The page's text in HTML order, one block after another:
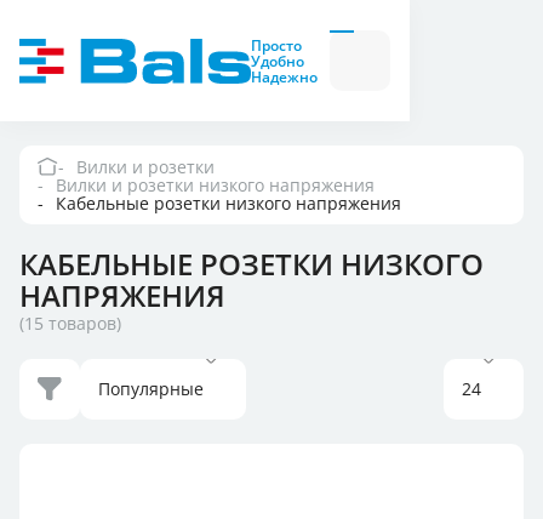
Просто
Удобно
Надежно
Вилки
и
розетки
модули
Вилки и розетки
Компания
Документация
Где купить
Контакты
Вилки и розетки
Вилки и розетки низкого напряжения
Кабельные розетки низкого напряжения
КАБЕЛЬНЫЕ РОЗЕТКИ НИЗКОГО
НАПРЯЖЕНИЯ
(15 товаров)
Популярные 24